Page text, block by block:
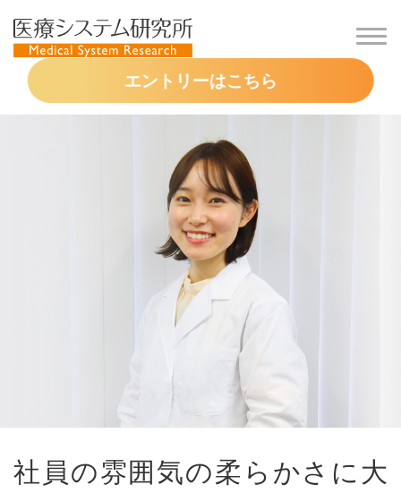
エントリーはこちら
社員の雰囲気の柔らかさに大